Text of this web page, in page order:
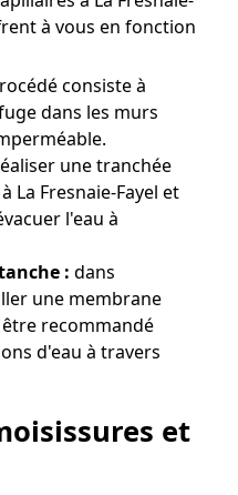
à vous en fonction
consiste à
dans les murs
une tranchée
La Fresnaie-Fayel et
l'eau à
: dans
une membrane
recommandé
d'eau à travers
et